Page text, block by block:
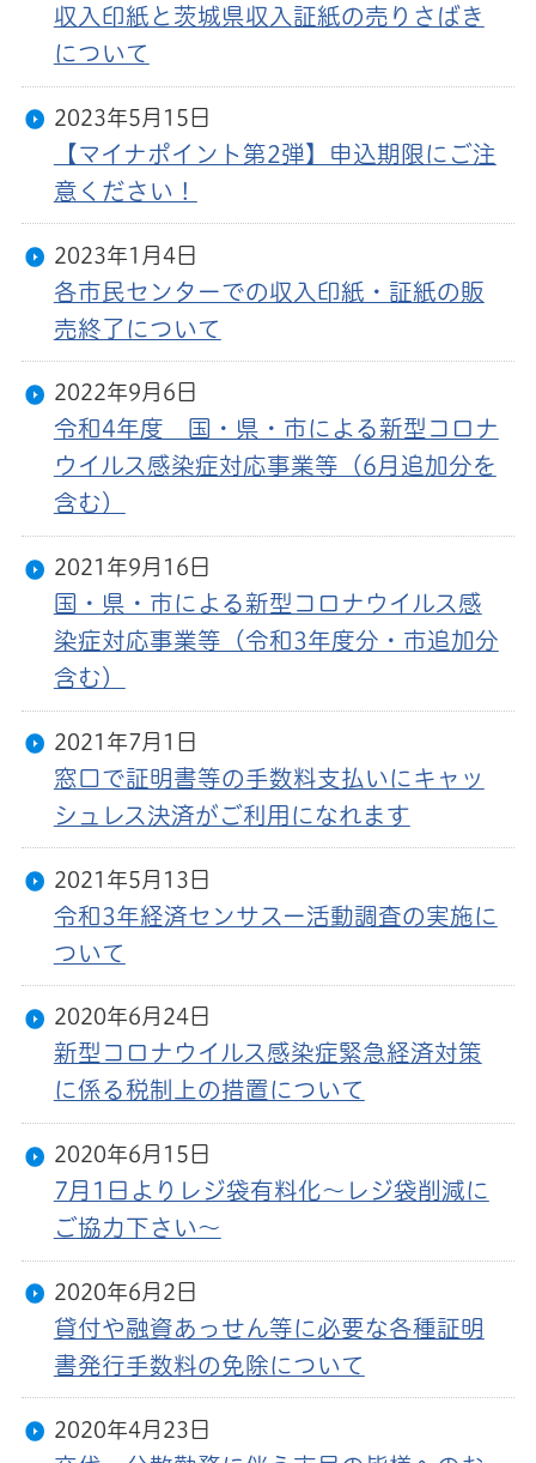
収入印紙と茨城県収入証紙の売りさばき
について
2023年5月15日
【マイナポイント第2弾】申込期限にご注
意ください！
2023年1月4日
各市民センターでの収入印紙・証紙の販
売終了について
2022年9月6日
令和4年度 国・県・市による新型コロナ
ウイルス感染症対応事業等（6月追加分を
含む）
2021年9月16日
国・県・市による新型コロナウイルス感
染症対応事業等（令和3年度分・市追加分
含む）
2021年7月1日
窓口で証明書等の手数料支払いにキャッ
シュレス決済がご利用になれます
2021年5月13日
令和3年経済センサスー活動調査の実施に
ついて
2020年6月24日
新型コロナウイルス感染症緊急経済対策
に係る税制上の措置について
2020年6月15日
7月1日よりレジ袋有料化～レジ袋削減に
ご協力下さい～
2020年6月2日
貸付や融資あっせん等に必要な各種証明
書発行手数料の免除について
2020年4月23日